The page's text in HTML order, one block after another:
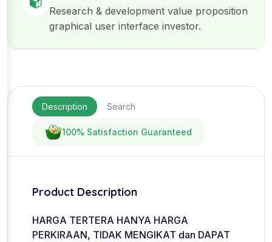
Research & development value proposition
graphical user interface investor.
Description Search
100% Satisfaction Guaranteed
Product Description
HARGA TERTERA HANYA HARGA
PERKIRAAN, TIDAK MENGIKAT dan DAPAT